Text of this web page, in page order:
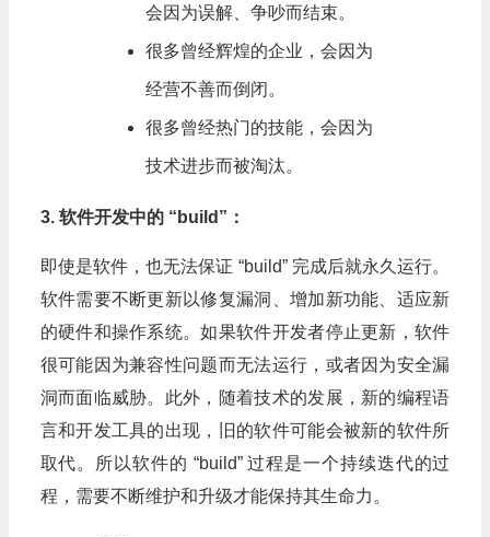
会因为误解、争吵而结束。
很多曾经辉煌的企业，会因为
经营不善而倒闭。
很多曾经热门的技能，会因为
技术进步而被淘汰。
3. 软件开发中的 “build”：
即使是软件，也无法保证 “build” 完成后就永久运行。
软件需要不断更新以修复漏洞、增加新功能、适应新
的硬件和操作系统。如果软件开发者停止更新，软件
很可能因为兼容性问题而无法运行，或者因为安全漏
洞而面临威胁。此外，随着技术的发展，新的编程语
言和开发工具的出现，旧的软件可能会被新的软件所
取代。所以软件的 “build” 过程是一个持续迭代的过
程，需要不断维护和升级才能保持其生命力。